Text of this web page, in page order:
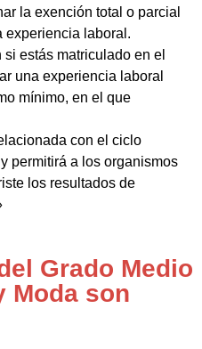
la exención total o parcial
experiencia laboral.
estás matriculado en el
una experiencia laboral
mínimo, en el que
con el ciclo
permitirá a los organismos
los resultados de
Grado Medio
Moda son